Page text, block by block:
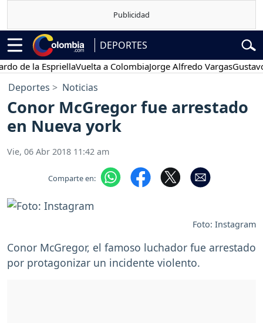
DEPORTES
la EspriellaVuelta a ColombiaJorge Alfredo VargasGustavo
Deportes Noticias
Conor McGregor fue arrestado
en Nueva york
Vie, 06 Abr 2018 11:42 am
Comparte en:
Foto: Instagram
Conor McGregor, el famoso luchador fue arrestado
por protagonizar un incidente violento.